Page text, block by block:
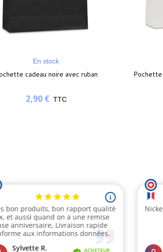
En stock
cadeau noire avec ruban
2,90 € TTC
Pochette